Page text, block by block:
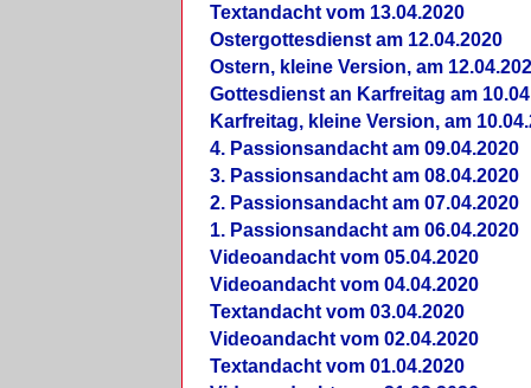
Textandacht vom 13.04.2020
Ostergottesdienst am 12.04.2020
Ostern, kleine Version, am
Gottesdienst an Karfreitag am
Karfreitag, kleine Version, am
4. Passionsandacht am 09.04.2020
3. Passionsandacht am 08.04.2020
2. Passionsandacht am 07.04.2020
1. Passionsandacht am 06.04.2020
Videoandacht vom 05.04.2020
Videoandacht vom 04.04.2020
Textandacht vom 03.04.2020
Videoandacht vom 02.04.2020
Textandacht vom 01.04.2020